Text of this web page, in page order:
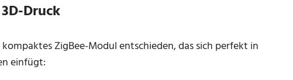
Druck
ZigBee-Modul entschieden, das sich perfekt in
einfügt: